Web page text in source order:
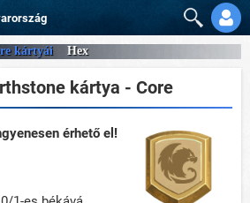
kártyái Hex
kártya - Core
érhető el!